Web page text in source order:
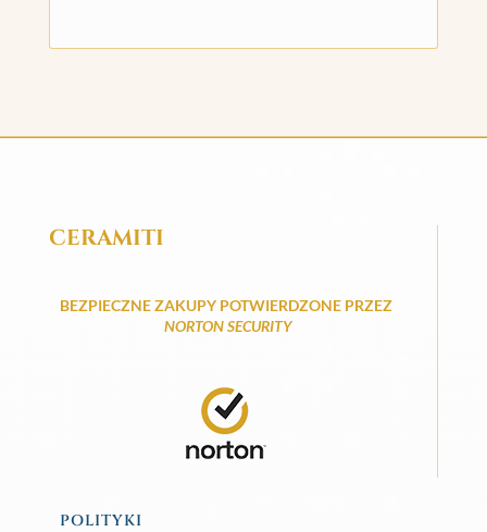
CERAMITI
BEZPIECZNE ZAKUPY POTWIERDZONE PRZEZ
NORTON SECURITY
POLITYKI